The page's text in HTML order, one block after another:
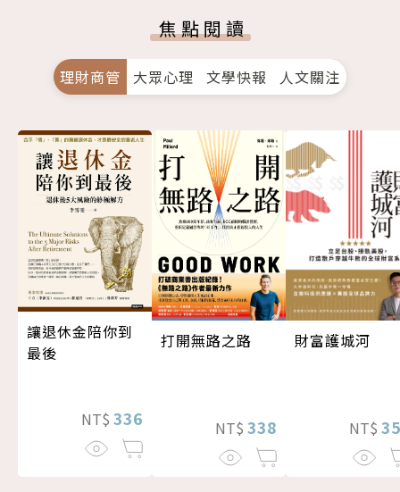
焦點閱讀
理財商管 大眾心理 文學快報 人文關注
讓退休金陪你到
最後
NT$ 336
打開無路之路
NT$ 338
財富護城河
NT$